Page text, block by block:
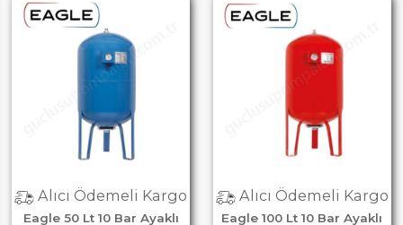
Eagle 50 Lt 10 Bar Ayaklı
Alıcı Ödemeli Kargo
Eagle 100 Lt 10 Bar Ayaklı
Alıcı Ödemeli Kargo